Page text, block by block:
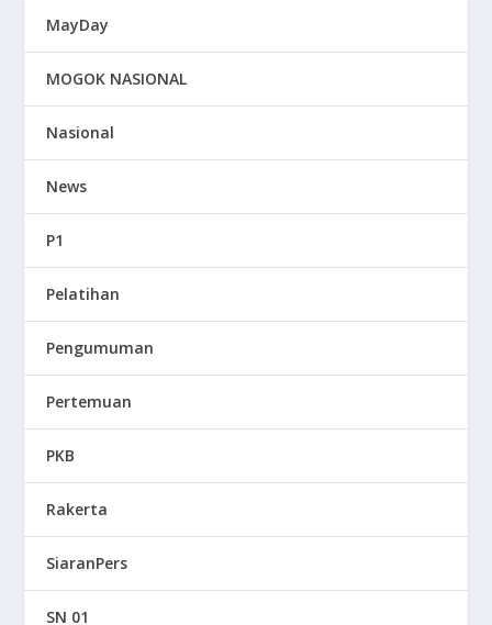
MayDay
MOGOK NASIONAL
Nasional
News
P1
Pelatihan
Pengumuman
Pertemuan
PKB
Rakerta
SiaranPers
SN 01